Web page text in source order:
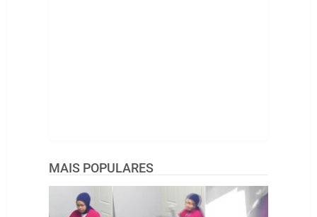
MAIS POPULARES